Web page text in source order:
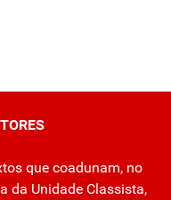
que coadunam, no
da Unidade Classista,